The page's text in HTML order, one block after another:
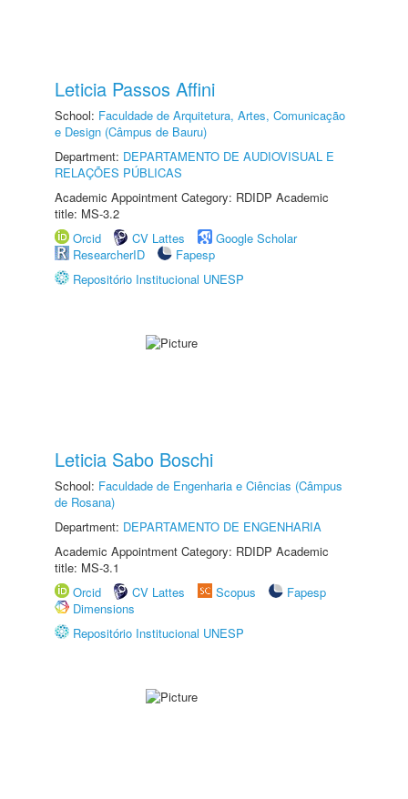
Leticia Passos Affini
School: Faculdade de Arquitetura, Artes, Comunicação
e Design (Câmpus de Bauru)
Department: DEPARTAMENTO DE AUDIOVISUAL E
RELAÇÕES PÚBLICAS
Academic Appointment Category: RDIDP Academic
title: MS-3.2
Orcid
CV Lattes
Google Scholar
ResearcherID
Fapesp
Repositório Institucional UNESP
Leticia Sabo Boschi
School: Faculdade de Engenharia e Ciências (Câmpus
de Rosana)
Department: DEPARTAMENTO DE ENGENHARIA
Academic Appointment Category: RDIDP Academic
title: MS-3.1
Orcid
CV Lattes Scopus
Fapesp
Dimensions
Repositório Institucional UNESP